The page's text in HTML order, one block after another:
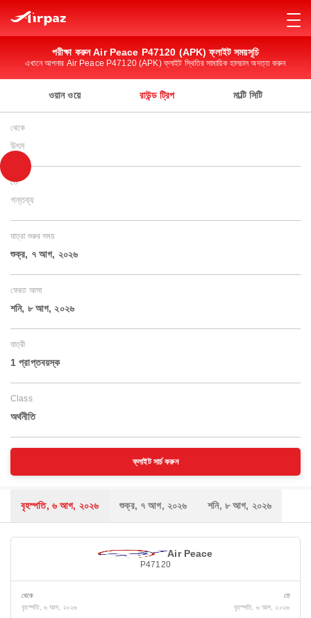
পরীক্ষা করুন Air Peace P47120 (APK) ফ্লাইট সময়সূচি
এখানে আপনার Air Peace P47120 (APK) ফ্লাইট স্থিতির সামায়িক হালচাল অদত্ত করুন
ওয়ান ওয়ে রাউন্ড ট্রিপ মাল্টি সিটি
থেকে
উৎস
তে
গন্তব্য
যাত্রা শুরুর সময়
শুক্র, ৭ আগ, ২০২৬
ফেরত আসা
শনি, ৮ আগ, ২০২৬
যাত্রী
1 প্রাপ্তবয়স্ক
Class
অর্থনীতি
ফ্লাইট সার্চ করুন
বৃহস্পতি, ৬ আগ, ২০২৬ শুক্র, ৭ আগ, ২০২৬ শনি, ৮ আগ, ২০২৬
Air Peace
P47120
থেকে
বৃহস্পতি, ৬ আগ, ২০২৬
তে
বৃহস্পতি, ৬ আগ, ২০২৬